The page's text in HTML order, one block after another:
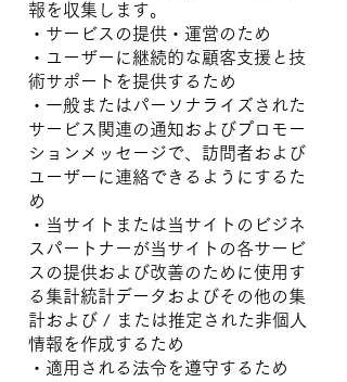
報を収集します。
・サービスの提供・運営のため
・ユーザーに継続的な顧客支援と技
術サポートを提供するため
・一般またはパーソナライズされた
サービス関連の通知およびプロモー
ションメッセージで、訪問者および
ユーザーに連絡できるようにするた
め
・当サイトまたは当サイトのビジネ
スパートナーが当サイトの各サービ
スの提供および改善のために使用す
る集計統計データおよびその他の集
計および / または推定された非個人
情報を作成するため
・適用される法令を遵守するため